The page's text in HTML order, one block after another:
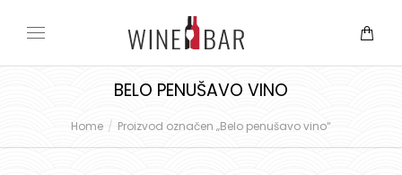
BELO PENUŠAVO VINO
You are here:
Home Proizvod označen „Belo penušavo vino“